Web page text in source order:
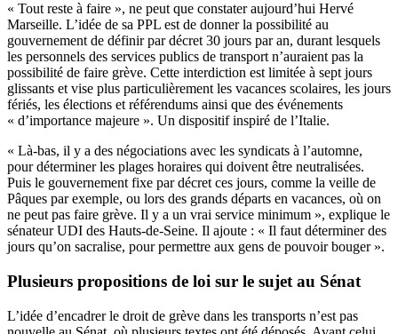
« Tout reste à faire », ne peut que constater aujourd’hui Hervé
Marseille. L’idée de sa PPL est de donner la possibilité au
gouvernement de définir par décret 30 jours par an, durant lesquels
les personnels des services publics de transport n’auraient pas la
possibilité de faire grève. Cette interdiction est limitée à sept jours
glissants et vise plus particulièrement les vacances scolaires, les jours
fériés, les élections et référendums ainsi que des événements
« d’importance majeure ». Un dispositif inspiré de l’Italie.
« Là-bas, il y a des négociations avec les syndicats à l’automne,
pour déterminer les plages horaires qui doivent être neutralisées.
Puis le gouvernement fixe par décret ces jours, comme la veille de
Pâques par exemple, ou lors des grands départs en vacances, où on
ne peut pas faire grève. Il y a un vrai service minimum », explique le
sénateur UDI des Hauts-de-Seine. Il ajoute : « Il faut déterminer des
jours qu’on sacralise, pour permettre aux gens de pouvoir bouger ».
Plusieurs propositions de loi sur le sujet au Sénat
L’idée d’encadrer le droit de grève dans les transports n’est pas